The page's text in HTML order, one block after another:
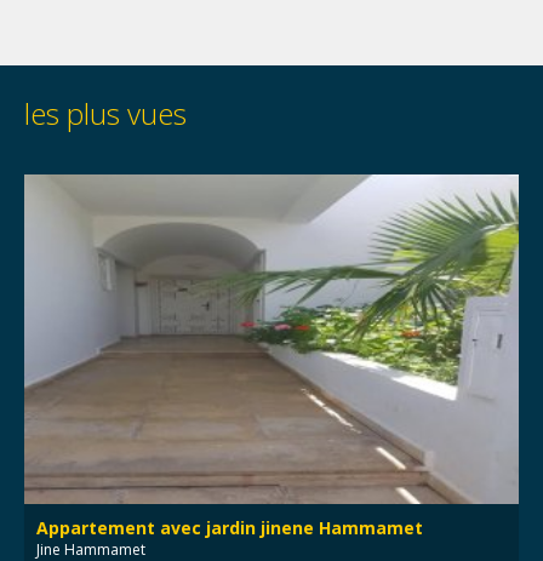
les plus vues
Appartement avec jardin jinene Hammamet
Jine Hammamet